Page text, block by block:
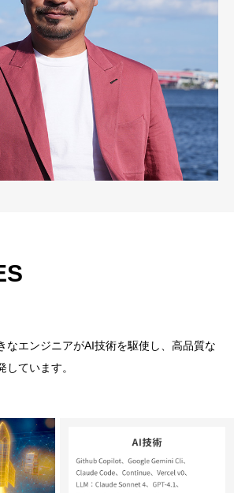
なエンジニアがAI技術を駆使し、高品質な
しています。